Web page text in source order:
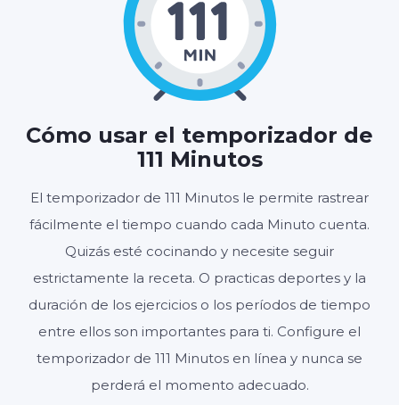
Cómo usar el temporizador de
111 Minutos
El temporizador de 111 Minutos le permite rastrear
fácilmente el tiempo cuando cada Minuto cuenta.
Quizás esté cocinando y necesite seguir
estrictamente la receta. O practicas deportes y la
duración de los ejercicios o los períodos de tiempo
entre ellos son importantes para ti. Configure el
temporizador de 111 Minutos en línea y nunca se
perderá el momento adecuado.
HORAS 51
MINUTOS SEGUNDOS
Inicio Reiniciar Ajustes